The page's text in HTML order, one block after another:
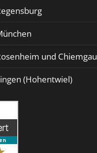
und Chiemgau
(Hohentwiel)